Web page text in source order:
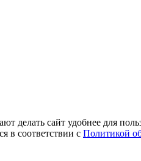
делать сайт удобнее для
в соответствии с Политикой